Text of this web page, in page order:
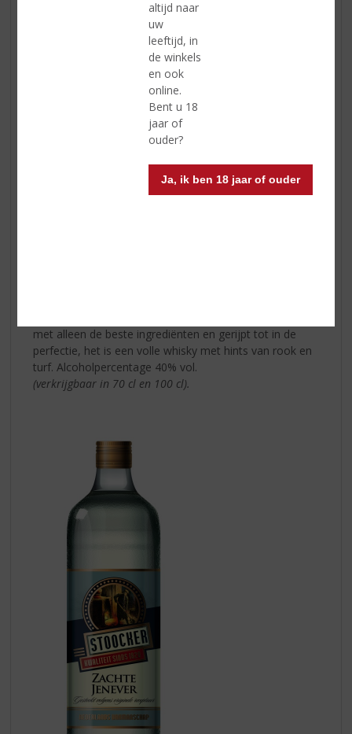
altijd naar
uw
leeftijd, in
de winkels
en ook
online.
Bent u 18
jaar of
ouder?
Ja, ik ben 18 jaar of ouder
met alleen de beste ingrediënten en gerijpt tot in de
perfectie, het is een volle whisky met hints van rook en
turf. Alcoholpercentage 40% vol.
(verkrijgbaar in 70 cl en 100 cl).